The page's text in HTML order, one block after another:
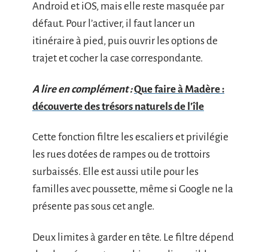
Android et iOS, mais elle reste masquée par
défaut. Pour l’activer, il faut lancer un
itinéraire à pied, puis ouvrir les options de
trajet et cocher la case correspondante.
A lire en complément :Que faire à Madère :
découverte des trésors naturels de l'île
Cette fonction filtre les escaliers et privilégie
les rues dotées de rampes ou de trottoirs
surbaissés. Elle est aussi utile pour les
familles avec poussette, même si Google ne la
présente pas sous cet angle.
Deux limites à garder en tête. Le filtre dépend